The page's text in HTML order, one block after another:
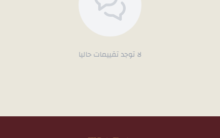
لا توجد تقييمات حاليا